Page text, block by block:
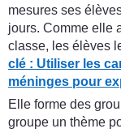
mesures ses
jours. Comme elle
classe, les élèves
clé : Utiliser les
méninges pour
Elle forme des
groupe un thème